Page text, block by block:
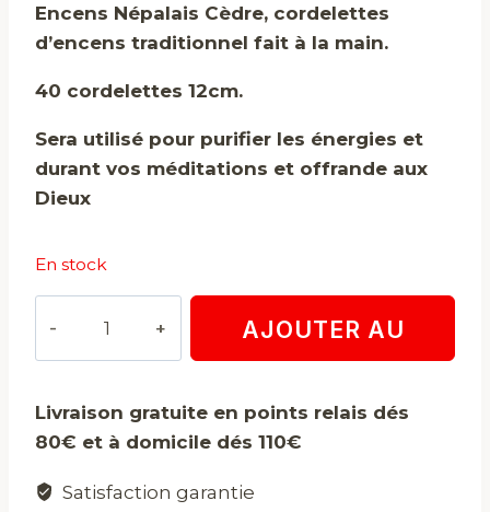
Encens Népalais Cèdre, cordelettes
d’encens traditionnel fait à la main.
40 cordelettes 12cm.
Sera utilisé pour purifier les énergies et
durant vos méditations et offrande aux
Dieux
En stock
Encens
AJOUTER AU
Livraison gratuite en points relais dés
80€ et à domicile dés 110€
Satisfaction garantie